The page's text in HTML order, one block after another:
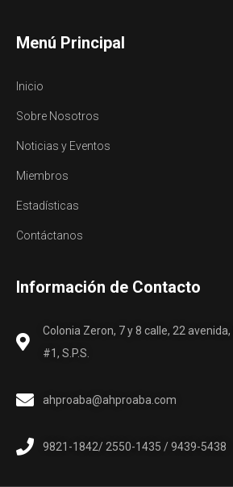
Menú Principal
Inicio
Sobre Nosotros
Noticias y Eventos
Miembros
Estadísticas
Contáctanos
Información de Contacto
Colonia Zeron, 7 y 8 calle, 22 avenida,
#1, S.P.S.
ahproaba@ahproaba.com
9821-1842/ 2550-1435 / 9439-5438